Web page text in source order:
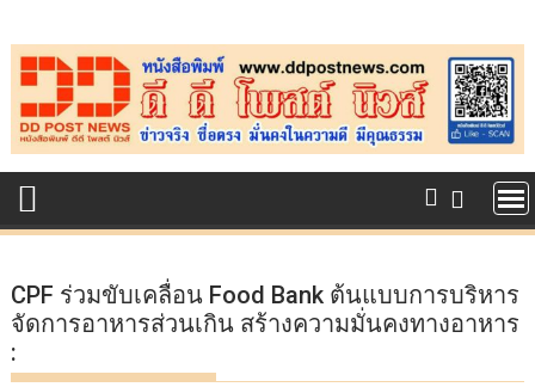
to
content
CPF ร่วมขับเคลื่อน Food Bank ต้นแบบการบริหาร
จัดการอาหารส่วนเกิน สร้างความมั่นคงทางอาหาร
: